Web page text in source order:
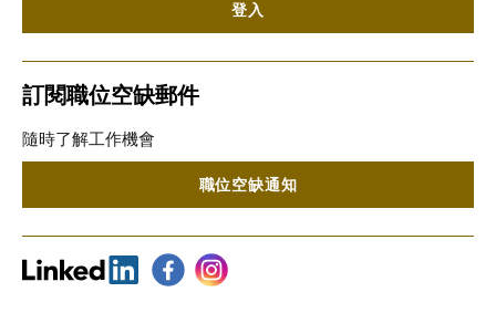
登入
訂閱職位空缺郵件
隨時了解工作機會
職位空缺通知